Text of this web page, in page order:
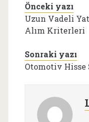
Önceki yazı
Uzun Vadeli
Alım Kriterleri
Sonraki yazı
Otomotiv Hisse